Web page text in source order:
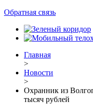
Обратная связь
Главная
>
Новости
>
Охранник из
тысяч рублей